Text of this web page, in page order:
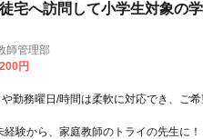
徒宅へ訪問して小学生対象の
師管理部
円
勤務曜日/時間は柔軟に対応でき、ご
験から、家庭教師のトライの先生